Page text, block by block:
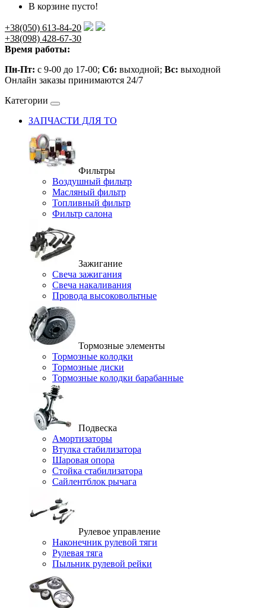
В корзине пусто!
+38(050) 613-84-20
+38(098) 428-67-30
Время работы:
Пн-Пт: с 9-00 до 17-00; Сб: выходной; Вс: выходной
Онлайн заказы принимаются 24/7
Категории
ЗАПЧАСТИ ДЛЯ ТО
Фильтры
Воздушный фильтр
Масляный фильтр
Топливный фильтр
Фильтр салона
Зажигание
Свеча зажигания
Свеча накаливания
Провода высоковольтные
Тормозные элементы
Тормозные колодки
Тормозные диски
Тормозные колодки барабанные
Подвеска
Амортизаторы
Втулка стабилизатора
Шаровая опора
Стойка стабилизатора
Сайлентблок рычага
Рулевое управление
Наконечник рулевой тяги
Рулевая тяга
Пыльник рулевой рейки